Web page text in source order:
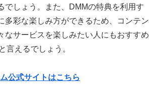
でしょう。また、DMMの特典を利用す
多彩な楽しみ方ができるため、コンテン
なサービスを楽しみたい人にもおすすめ
言えるでしょう。
公式サイトはこちら